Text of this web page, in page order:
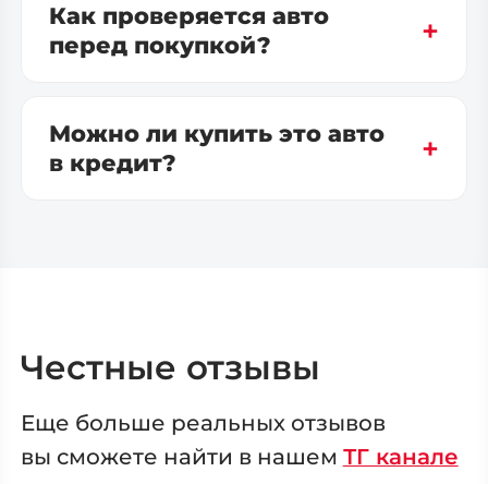
Как проверяется авто
перед покупкой?
Можно ли купить это авто
в кредит?
Честные отзывы
Еще больше реальных отзывов
вы сможете найти в нашем ТГ канале